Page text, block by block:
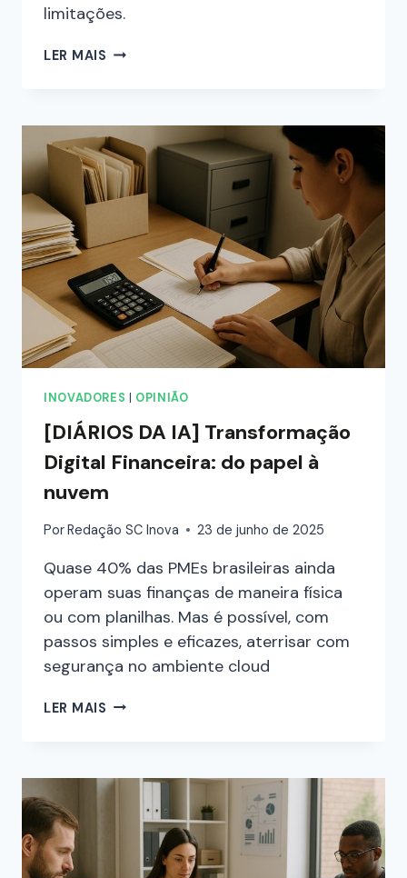
limitações.
LER MAIS
INOVADORES OPINIÃO
[DIÁRIOS DA IA] Transformação
Digital Financeira: do papel à
nuvem
PorRedação SC Inova 23 de junho de 2025
Quase 40% das PMEs brasileiras ainda
operam suas finanças de maneira física
ou com planilhas. Mas é possível, com
passos simples e eficazes, aterrisar com
segurança no ambiente cloud
LER MAIS